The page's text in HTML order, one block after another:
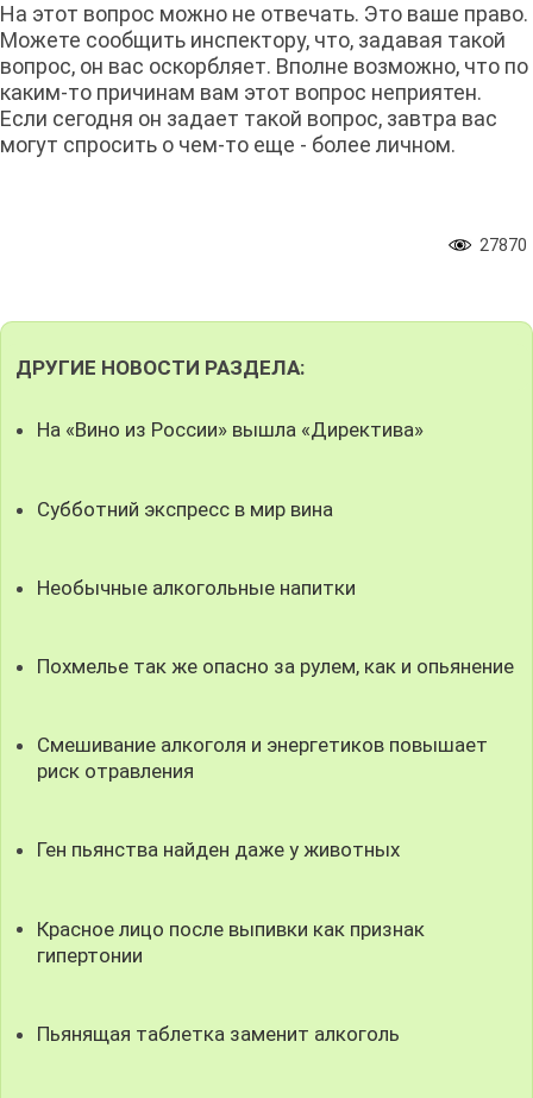
На этот вопрос можно не отвечать. Это ваше право.
Можете сообщить инспектору, что, задавая такой
вопрос, он вас оскорбляет. Вполне возможно, что по
каким-то причинам вам этот вопрос неприятен.
Если сегодня он задает такой вопрос, завтра вас
могут спросить о чем-то еще - более личном.
27870
ДРУГИЕ НОВОСТИ РАЗДЕЛА:
На «Вино из России» вышла «Директива»
Субботний экспресс в мир вина
Необычные алкогольные напитки
Похмелье так же опасно за рулем, как и опьянение
Смешивание алкоголя и энергетиков повышает
риск отравления
Ген пьянства найден даже у животных
Красное лицо после выпивки как признак
гипертонии
Пьянящая таблетка заменит алкоголь